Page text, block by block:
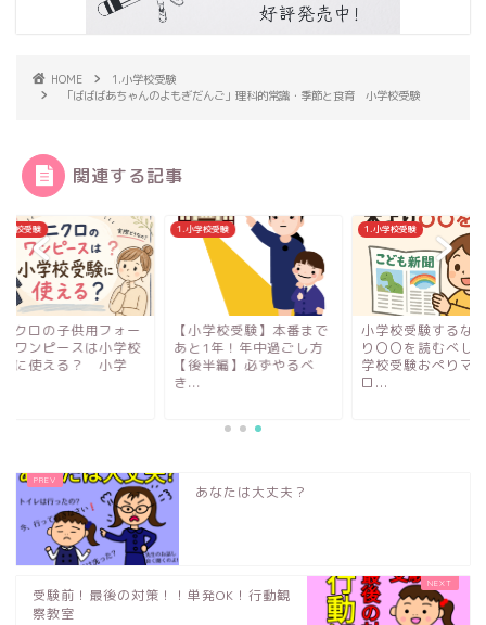
HOME
1.小学校受験
「ばばばあちゃんのよもぎだんご」理科的常識・季節と食育 小学校受験
関連する記事
校受験
クロの子供用フォー
ワンピースは小学校
に使える？ 小学
1.小学校受験
【小学校受験】本番まで
あと1年！年中過ごし方
【後半編】必ずやるべ
き...
1.小学校受験
小学校受験するなら
り〇〇を読むべし！
学校受験おぺりママ
ロ...
あなたは大丈夫？
受験前！最後の対策！！単発OK！行動観
察教室